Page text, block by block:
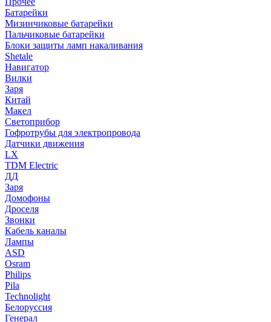
Батарейки
Мизинчиковые батарейки
Пальчиковые батарейки
Блоки защиты ламп накаливания
Shetale
Навигатор
Вилки
Заря
Китай
Макел
Светоприбор
Гофротрубы для электропровода
Датчики движения
LX
TDM Electric
ДД
Заря
Домофоны
Дроселя
Звонки
Кабель каналы
Лампы
ASD
Osram
Philips
Pila
Technolight
Белоруссия
Генерал